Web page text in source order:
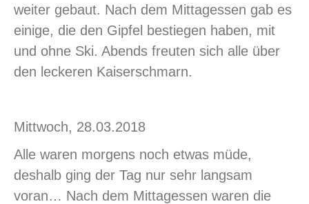
weiter gebaut. Nach dem Mittagessen gab es
einige, die den Gipfel bestiegen haben, mit
und ohne Ski. Abends freuten sich alle über
den leckeren Kaiserschmarn.
Mittwoch, 28.03.2018
Alle waren morgens noch etwas müde,
deshalb ging der Tag nur sehr langsam
voran… Nach dem Mittagessen waren die